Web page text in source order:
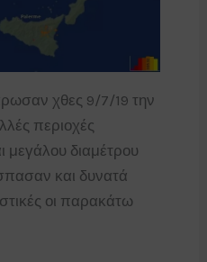
χθες 9/7/19 την
περιοχές
μεγάλου διαμέτρου
και δυνατά
οι παρακάτω